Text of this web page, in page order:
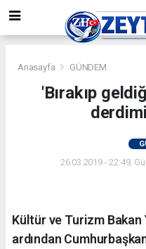
Anasayfa GÜNDEM
'Bırakıp
26.03.2019 - 22:49,
Kültür ve Turizm Bakan
ardından